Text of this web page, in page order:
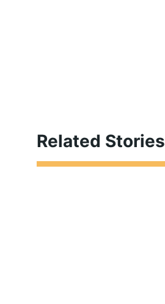
Related Stories